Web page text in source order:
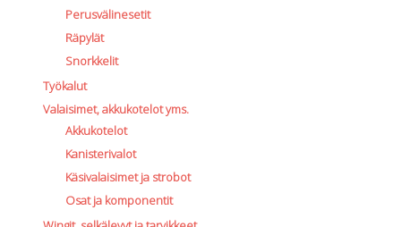
Perusvälinesetit
Räpylät
Snorkkelit
Työkalut
Valaisimet, akkukotelot yms.
Akkukotelot
Kanisterivalot
Käsivalaisimet ja strobot
Osat ja komponentit